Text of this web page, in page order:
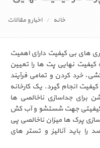
خانه اخبار و مقالات
های بی کیفیت دارای اهمیت
کیفیت نهایی پت ها را تعیین
خرد کردن و تمامی فرآیند
انجام گیرد. یک کارخانه
برای جداسازی ناخالصی ها
جهت شستشو و آب کش
پرک ها میزان ناخالصی پی
باید آنالیز و تستر های